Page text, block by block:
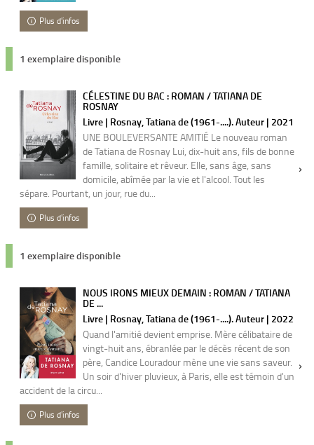
Plus d'infos
1 exemplaire disponible
CÉLESTINE DU BAC : ROMAN / TATIANA DE
ROSNAY
Livre | Rosnay, Tatiana de (1961-....). Auteur | 2021
UNE BOULEVERSANTE AMITIÉ Le nouveau roman
de Tatiana de Rosnay Lui, dix-huit ans, fils de bonne
famille, solitaire et rêveur. Elle, sans âge, sans
domicile, abîmée par la vie et l'alcool. Tout les
sépare. Pourtant, un jour, rue du...
Plus d'infos
1 exemplaire disponible
NOUS IRONS MIEUX DEMAIN : ROMAN / TATIANA
DE ...
Livre | Rosnay, Tatiana de (1961-....). Auteur | 2022
Quand l'amitié devient emprise. Mère célibataire de
vingt-huit ans, ébranlée par le décès récent de son
père, Candice Louradour mène une vie sans saveur.
Un soir d'hiver pluvieux, à Paris, elle est témoin d'un
accident de la circu...
Plus d'infos